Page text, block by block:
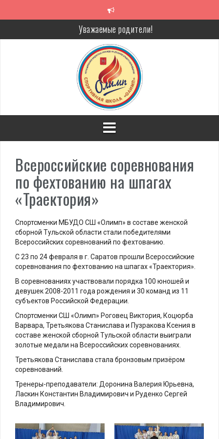
Уважаемые родители!
Алкоголь — путь в никуда
Решение спора без суда
Проголосуй за объекты благоустройства!
Всероссийские соревнования
по фехтованию на шпагах
«Траектория»
Спортсменки МБУДО СШ «Олимп» в составе женской
сборной Тульской области стали победителями
Всероссийских соревнований по фехтованию.
С 23 по 24 февраля в г. Саратов прошли Всероссийские
соревнования по фехтованию на шпагах «Траектория».
В соревнованиях участвовали порядка 100 юношей и
девушек 2008-2011 года рождения и 30 команд из 11
субъектов Российской Федерации.
Спортсменки СШ «Олимп» Роговец Виктория, Коцюрба
Варвара, Третьякова Станислава и Пузракова Ксения в
составе женской сборной Тульской области выиграли
золотые медали на Всероссийских соревнованиях.
Третьякова Станислава стала бронзовым призёром
соревнований.
Тренеры-преподаватели: Доронина Валерия Юрьевна,
Ласкин Константин Владимирович и Руденко Сергей
Владимирович.